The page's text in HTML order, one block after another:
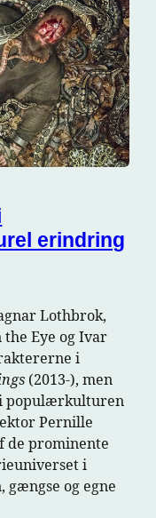
erindring
Lothbrok,
Eye og Ivar
i
(2013-), men
populærkulturen
Pernille
de prominente
i
og egne